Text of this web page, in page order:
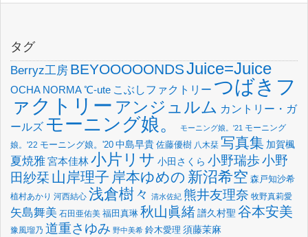
タグ
Berryz工房 BEYOOOOONDSJuice=Juice
OCHA NORMA℃-ute こぶしファクトリー つばきフ
ァクトリー アンジュルム カントリー・ガ
ールズ モーニング娘。 モーニング娘。'21 モーニング
娘。'22 モーニング娘。'20 中島早貴 佐藤優樹 八木栞 写真集 加賀楓
夏焼雅宮本佳林小片リサ 小田さくら 小野瑞歩小野
田紗栞 山岸理子 岸本ゆめの 新沼希空 森戸知沙希
植村あかり 河西結心 浅倉樹々 清水佐紀 熊井友理奈 牧野真莉愛
矢島舞美 石田亜佑美 福田真琳 秋山眞緒譜久村聖 谷本安美
豫風瑠乃 道重さゆみ 野中美希 鈴木愛理 須藤茉麻